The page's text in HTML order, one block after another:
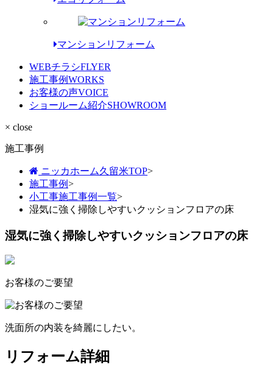
マンションリフォーム
WEBチラシFLYER
施工事例WORKS
お客様の声VOICE
ショールーム紹介SHOWROOM
× close
施工事例
ニッカホーム久留米TOP>
施工事例>
小工事施工事例一覧>
湿気に強く掃除しやすいクッションフロアの床
湿気に強く掃除しやすいクッションフロアの床
お客様のご要望
洗面所の内装を綺麗にしたい。
リフォーム詳細